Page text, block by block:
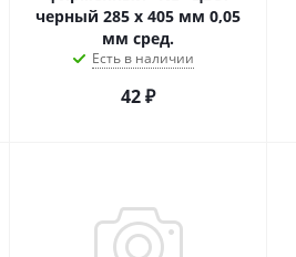
черный 285 х 405 мм 0,05
мм сред.
Есть в наличии
42₽